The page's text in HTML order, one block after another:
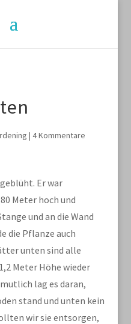
| 4 Kommentare
Er war
Meter hoch und
und an die Wand
die Pflanze auch
unten sind alle
Meter Höhe wieder
lag es daran,
stand und unten kein
wir sie entsorgen,